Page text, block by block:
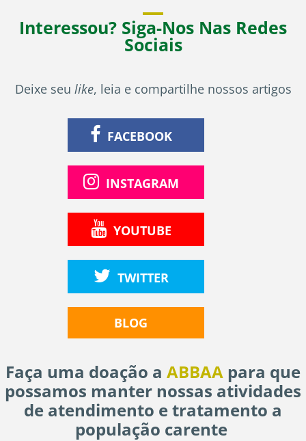
Interessou? Siga-Nos Nas Redes
Sociais
Deixe seu like, leia e compartilhe nossos artigos
FACEBOOK
INSTAGRAM
YOUTUBE
TWITTER
BLOG
Faça uma doação a ABBAA para que
possamos manter nossas atividades
de atendimento e tratamento a
população carente